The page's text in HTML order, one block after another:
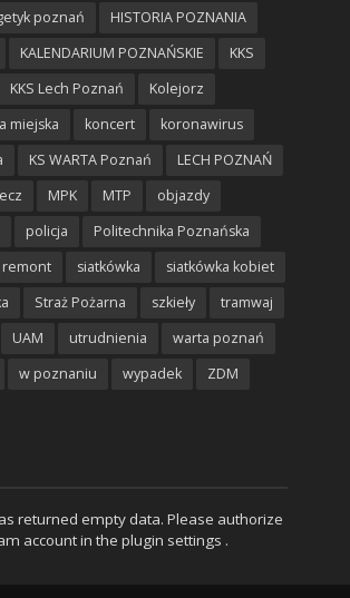
poznań
HISTORIA POZNANIA
KALENDARIUM POZNAŃSKIE
KKS
KKS Lech Poznań
Kolejorz
miejska
koncert
koronawirus
KS WARTA Poznań
LECH POZNAŃ
MPK MTP
objazdy
policja
Politechnika Poznańska
remont siatkówka
siatkówka kobiet
Straż Pożarna szkieły
tramwaj
UAM utrudnienia
warta poznań
w poznaniu wypadek
ZDM
returned empty data. Please authorize
account in the plugin settings .